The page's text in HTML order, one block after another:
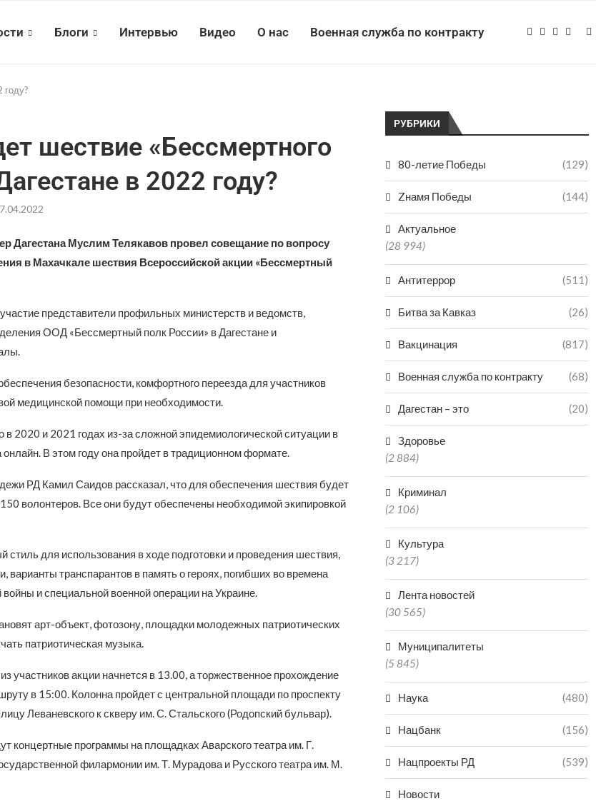
Блоги Интервью Видео О нас Военная служба по контракту
году?
шествие «Бессмертного
в 2022 году?
Дагестана Муслим Телякавов провел совещание по вопросу
в Махачкале шествия Всероссийской акции «Бессмертный
представители профильных министерств и ведомств,
ООД «Бессмертный полк России» в Дагестане и
безопасности, комфортного переезда для участников
медицинской помощи при необходимости.
в 2020 и 2021 годах из-за сложной эпидемиологической ситуации в
В этом году она пройдет в традиционном формате.
РД Камил Саидов рассказал, что для обеспечения шествия будет
волонтеров. Все они будут обеспечены необходимой экипировкой
для использования в ходе подготовки и проведения шествия,
транспарантов в память о героях, погибших во времена
и специальной военной операции на Украине.
арт-объект, фотозону, площадки молодежных патриотических
патриотическая музыка.
участников акции начнется в 13.00, а торжественное прохождение
в 15:00. Колонна пройдет с центральной площади по проспекту
Леваневского к скверу им. С. Стальского (Родопский бульвар).
концертные программы на площадках Аварского театра им. Г.
филармонии им. Т. Мурадова и Русского театра им. М.
РУБРИКИ
80-летие Победы (129)
Zнамя Победы (144)
Актуальное
(28 994)
Антитеррор (511)
Битва за Кавказ (26)
Вакцинация (817)
Военная служба по контракту (68)
Дагестан – это (20)
Здоровье
(2 884)
Криминал
(2 106)
Культура
(3 217)
Лента новостей
(30 565)
Муниципалитеты
(5 845)
Наука (480)
Нацбанк (156)
Нацпроекты РД (539)
Новости